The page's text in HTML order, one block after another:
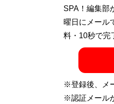
ビジネスや旅
おり、大好物
中。
SPA！編集部
曜日にメール
料・10秒で完
※登録後、メ
※認証メール